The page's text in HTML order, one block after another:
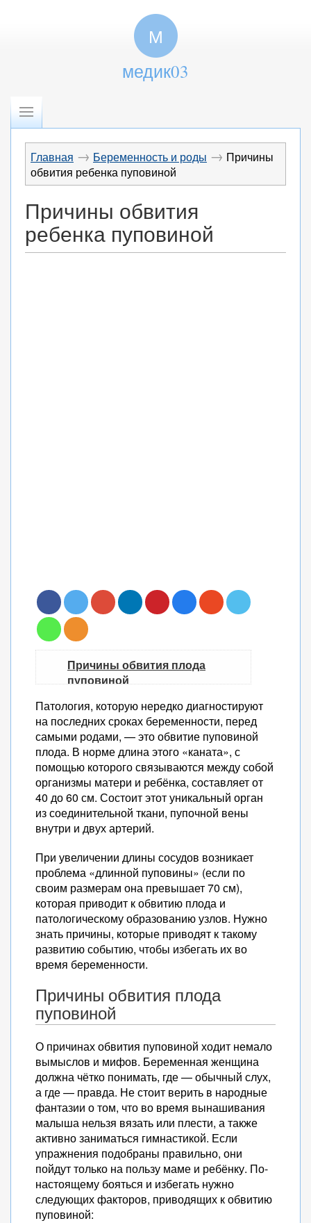
М
медик03
Главная → Беременность и роды → Причины
обвития ребенка пуповиной
Причины обвития
ребенка пуповиной
Причины обвития плода
пуповиной
патологии
Чем опасно обвитие пуповиной
Профилактика обвития
Обвитие пуповиной плода: что
это такое?
Причины развития патологии
Как происходит обвитие плода?
канатиком вокруг шеи
Однократное обвитие
пуповиной
Многократное обвитие
пуповиной
Последствия обвития
пуповиной
обвитии
Патология, которую нередко диагностируют
на последних сроках беременности, перед
самыми родами, — это обвитие пуповиной
плода. В норме длина этого «каната», с
помощью которого связываются между собой
организмы матери и ребёнка, составляет от
40 до 60 см. Состоит этот уникальный орган
из соединительной ткани, пупочной вены
внутри и двух артерий.
При увеличении длины сосудов возникает
проблема «длинной пуповины» (если по
своим размерам она превышает 70 см),
которая приводит к обвитию плода и
патологическому образованию узлов. Нужно
знать причины, которые приводят к такому
развитию событию, чтобы избегать их во
время беременности.
Причины обвития плода
пуповиной
О причинах обвития пуповиной ходит немало
вымыслов и мифов. Беременная женщина
должна чётко понимать, где — обычный слух,
а где — правда. Не стоит верить в народные
фантазии о том, что во время вынашивания
малыша нельзя вязать или плести, а также
активно заниматься гимнастикой. Если
упражнения подобраны правильно, они
пойдут только на пользу маме и ребёнку. По-
настоящему бояться и избегать нужно
следующих факторов, приводящих к обвитию
пуповиной: